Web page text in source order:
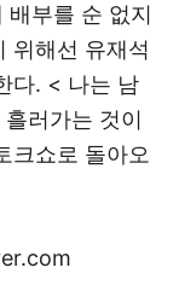
배부를 순 없지
위해선 유재석
다. < 나는 남
러가는 것이
크쇼로 돌아오